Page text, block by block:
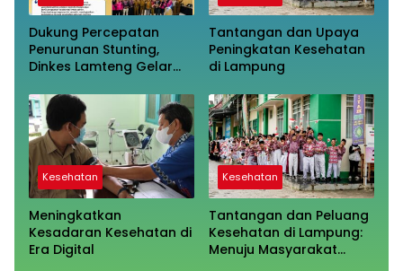
Dukung Percepatan
Penurunan Stunting,
Dinkes Lamteng Gelar
Tata Laksana Stunting
dan Malnutrisi
Tantangan dan Upaya
Peningkatan Kesehatan
di Lampung
Kesehatan
Meningkatkan
Kesadaran Kesehatan di
Era Digital
Kesehatan
Tantangan dan Peluang
Kesehatan di Lampung:
Menuju Masyarakat